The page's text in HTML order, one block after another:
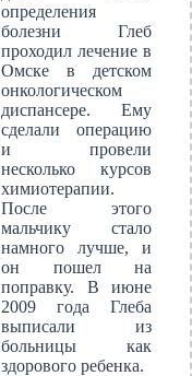
определения
болезни Глеб
проходил лечение в
Омске в детском
онкологическом
диспансере. Ему
сделали операцию
и провели
несколько курсов
химиотерапии.
После этого
мальчику стало
намного лучше, и
он пошел на
поправку. В июне
2009 года Глеба
выписали из
больницы как
здорового ребенка.